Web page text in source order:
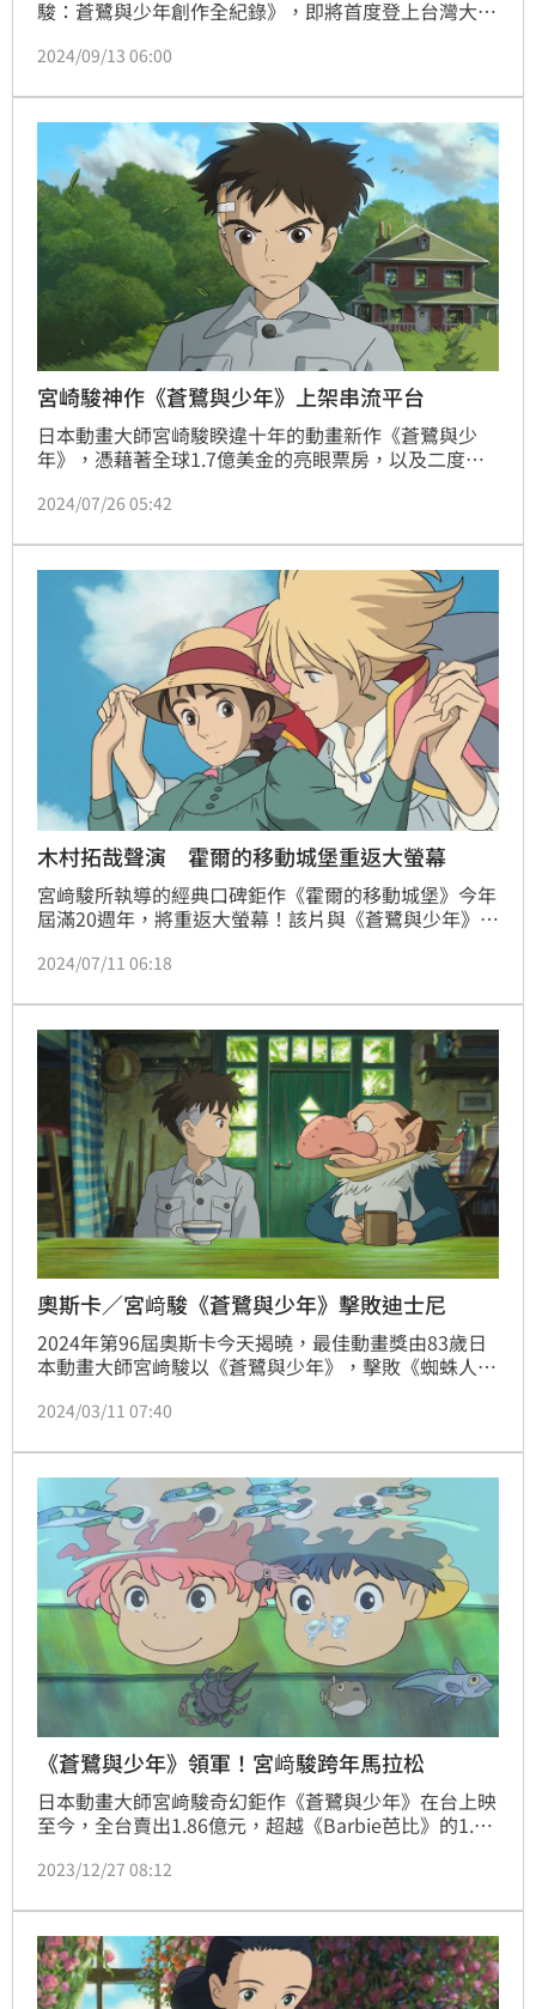
駿：蒼鷺與少年創作全紀錄》，即將首度登上台灣大銀
畫長片《蒼鷺與少年》，於10月在台上映屆滿一週年，
駿》，全片貼身拍攝宮﨑駿創作《蒼鷺與少年》長達7
年的幕後製作秘辛，更讓觀眾深入了解宮﨑駿堅持一輩
子的創作理念與獨到的人生哲學。林汝珊
2024/09/13 06:00
宮崎駿神作《蒼鷺與少年》上架串流平台
日本動畫大師宮崎駿睽違十年的動畫新作《蒼鷺與少
年》，憑藉著全球1.7億美金的亮眼票房，以及二度榮
登上了前所未有的新高峰，無論是充滿深意的劇情還是
少年》今日就可以在CATCHPLAY+影音平台上觀賞。林
汝珊
2024/07/26 05:42
木村拓哉聲演 霍爾的移動城堡重返大螢幕
宮﨑駿所執導的經典口碑鉅作《霍爾的移動城堡》今年
屆滿20週年，將重返大螢幕！該片與《蒼鷺與少年》有
本天王木村拓哉，他不僅是魔法師霍爾，也是《蒼鷺與
監鈴木敏夫證實，這兩個角色其實是同一人，這項人物
設定彩蛋也令不少吉卜力迷津津樂道。林汝珊
2024/07/11 06:18
奧斯卡／宮﨑駿《蒼鷺與少年》擊敗迪士尼
2024年第96屆奧斯卡今天揭曉，最佳動畫獎由83歲日
本動畫大師宮﨑駿以《蒼鷺與少年》，擊敗《蜘蛛人：
生涯第二座奧斯卡最佳動畫獎；他在2014年則獲得奧
位日本人。
2024/03/11 07:40
《蒼鷺與少年》領軍！宮﨑駿跨年馬拉松
日本動畫大師宮﨑駿奇幻鉅作《蒼鷺與少年》在台上映
至今，全台賣出1.86億元，超越《Barbie芭比》的1.84
支持，推出「宮﨑駿電影跨年馬拉松」活動，精選《天
年》，陪台灣影迷送舊迎新。
2023/12/27 08:12